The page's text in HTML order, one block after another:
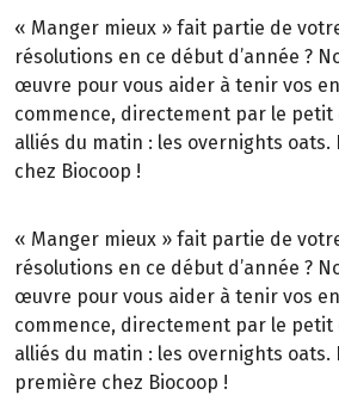
« Manger mieux » fait partie de
résolutions en ce début d’année ?
œuvre pour vous aider à tenir vos
commence, directement par le petit
alliés du matin : les overnights oats.
chez Biocoop !
« Manger mieux » fait partie de
résolutions en ce début d’année ?
œuvre pour vous aider à tenir vos
commence, directement par le petit
alliés du matin : les overnights oats.
première chez Biocoop !